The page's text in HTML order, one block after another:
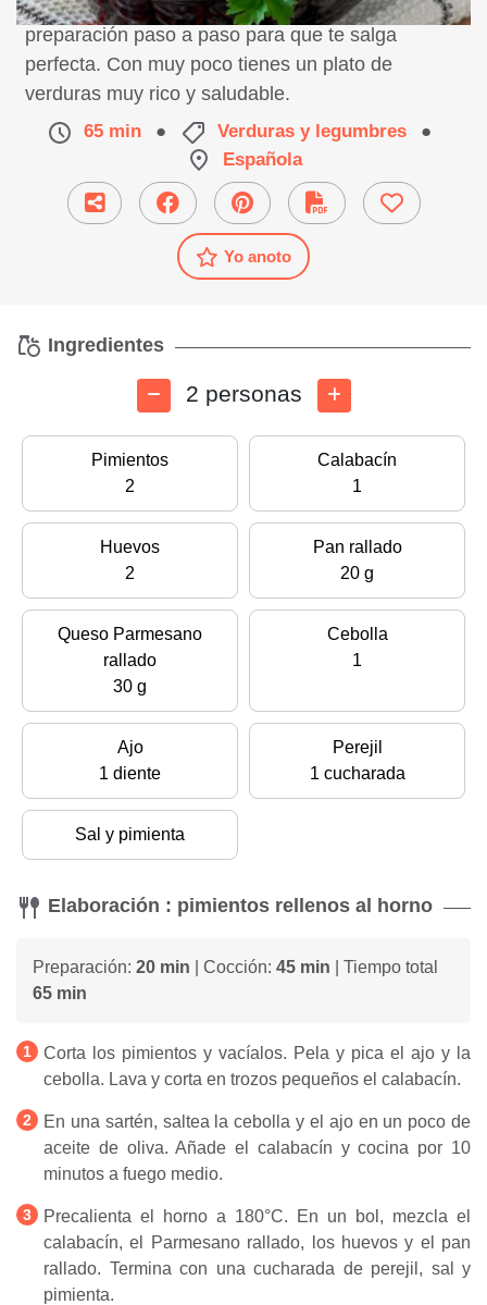
Receta de pimientos rellenos al horno,
preparación paso a paso para que te salga
perfecta. Con muy poco tienes un plato de
verduras muy rico y saludable.
65 min ● Verduras y legumbres
●
Española
Yo anoto
Ingredientes
2 personas
Pimientos
2
Calabacín
1
Huevos
2
Pan rallado
20 g
Queso Parmesano
rallado
30 g
Cebolla
1
Ajo
1 diente
Perejil
1 cucharada
Sal y pimienta
Elaboración : pimientos rellenos al horno
Preparación: 20 min | Cocción: 45 min | Tiempo total
65 min
Corta los pimientos y vacíalos. Pela y pica el ajo y la
cebolla. Lava y corta en trozos pequeños el calabacín.
En una sartén, saltea la cebolla y el ajo en un poco de
aceite de oliva. Añade el calabacín y cocina por 10
minutos a fuego medio.
Precalienta el horno a 180°C. En un bol, mezcla el
calabacín, el Parmesano rallado, los huevos y el pan
rallado. Termina con una cucharada de perejil, sal y
pimienta.